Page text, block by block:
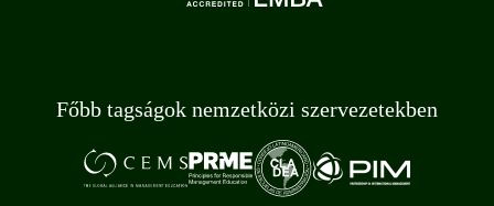
Főbb tagságok nemzetközi szervezetekben